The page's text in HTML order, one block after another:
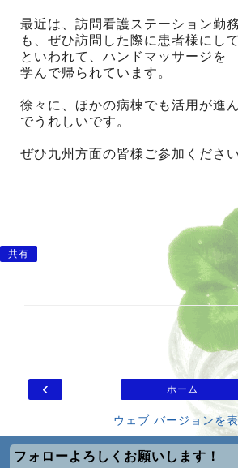
最近は、訪問看護ステーション勤
も、ぜひ訪問した際に患者様にし
といわれて、ハンドマッサージを
学んで帰られています。
徐々に、ほかの病棟でも活用が進
でうれしいです。
ぜひ九州方面の皆様ご参加ください
共有
‹ ホーム
ウェブ バージョンを
フォローよろしくお願いします！